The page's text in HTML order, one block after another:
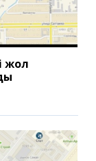
жол